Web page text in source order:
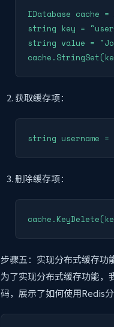
IDatabase cache
string key =
string value =
获取缓存项：
string username
删除缓存项：
步骤五：实现分布式缓存功
为了实现分布式缓存功能，
码，展示了如何使用Redis